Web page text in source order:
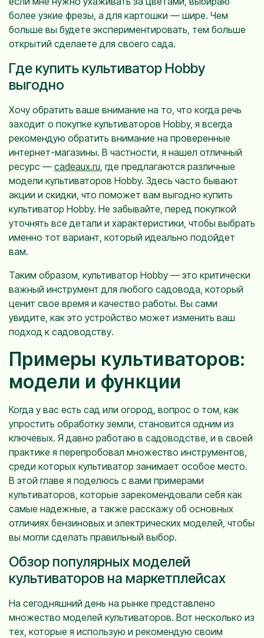
более узкие фрезы, а для картошки — шире. Чем
больше вы будете экспериментировать, тем больше
открытий сделаете для своего сада.
Где купить культиватор Hobby
выгодно
Хочу обратить ваше внимание на то, что когда речь
заходит о покупке культиваторов Hobby, я всегда
рекомендую обратить внимание на проверенные
интернет-магазины. В частности, я нашел отличный
ресурс — cadeaux.ru , где предлагаются различные
модели культиваторов Hobby. Здесь часто бывают
акции и скидки, что поможет вам выгодно купить
культиватор Hobby. Не забывайте, перед покупкой
уточнять все детали и характеристики, чтобы выбрать
именно тот вариант, который идеально подойдет
вам.
Таким образом, культиватор Hobby — это критически
важный инструмент для любого садовода, который
ценит свое время и качество работы. Вы сами
увидите, как это устройство может изменить ваш
подход к садоводству.
Примеры культиваторов:
модели и функции
Когда у вас есть сад или огород, вопрос о том, как
упростить обработку земли, становится одним из
ключевых. Я давно работаю в садоводстве, и в своей
практике я перепробовал множество инструментов,
среди которых культиватор занимает особое место.
В этой главе я поделюсь с вами примерами
культиваторов, которые зарекомендовали себя как
самые надежные, а также расскажу об основных
отличиях бензиновых и электрических моделей, чтобы
вы могли сделать правильный выбор.
Обзор популярных моделей
культиваторов на маркетплейсах
На сегодняшний день на рынке представлено
множество моделей культиваторов. Вот несколько из
тех, которые я использую и рекомендую своим